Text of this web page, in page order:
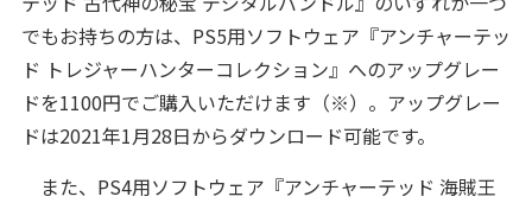
でもお持ちの方は、PS5用ソフトウェア『アンチャーテッ
ド トレジャーハンターコレクション』へのアップグレー
ドを1100円でご購入いただけます（※）。アップグレー
ドは2021年1月28日からダウンロード可能です。
また、PS4用ソフトウェア『アンチャーテッド 海賊王